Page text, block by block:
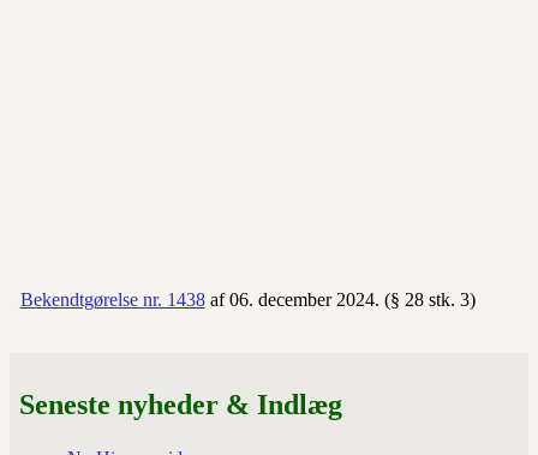
Bekendtgørelse nr. 1438af 06. december 2024. (§ 28 stk. 3)
Seneste nyheder & Indlæg